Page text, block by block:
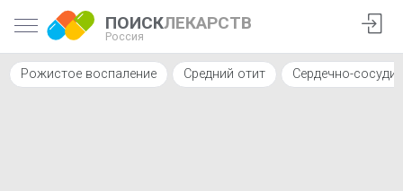
ПОИСКЛЕКАРСТВ
Россия
Рожистое воспаление Средний отит Сердечно-